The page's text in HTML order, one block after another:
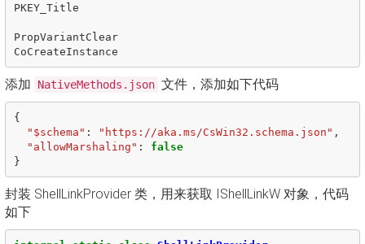
PKEY_Title
PropVariantClear
CoCreateInstance
添加 NativeMethods.json 文件，添加如下代码
{
"$schema" : "https://aka.ms/CsWin32.schema.json" ,
"allowMarshaling" :
false
}
封装 ShellLinkProvider 类，用来获取 IShellLinkW 对象，代码
如下